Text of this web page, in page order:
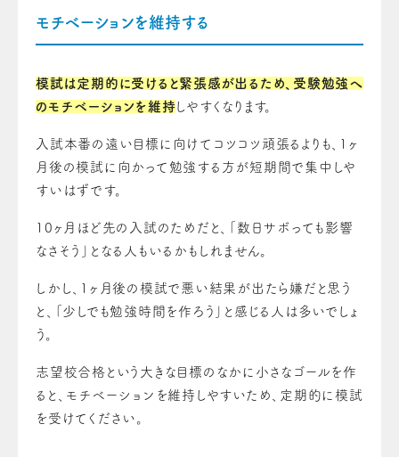
モチベーションを維持する
模試は定期的に受けると緊張感が出るため、受験勉強へ
のモチベーションを維持しやすくなります。
入試本番の遠い目標に向けてコツコツ頑張るよりも、1ヶ
月後の模試に向かって勉強する方が短期間で集中しや
すいはずです。
10ヶ月ほど先の入試のためだと、「数日サボっても影響
なさそう」となる人もいるかもしれません。
しかし、1ヶ月後の模試で悪い結果が出たら嫌だと思う
と、「少しでも勉強時間を作ろう」と感じる人は多いでしょ
う。
志望校合格という大きな目標のなかに小さなゴールを作
ると、モチベーションを維持しやすいため、定期的に模試
を受けてください。